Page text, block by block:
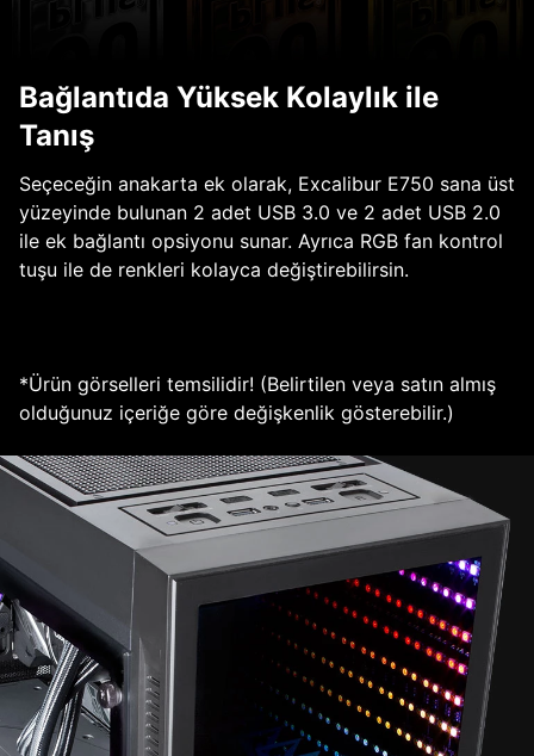
Bağlantıda Yüksek Kolaylık ile
Tanış
Seçeceğin anakarta ek olarak, Excalibur E750 sana üst
yüzeyinde bulunan 2 adet USB 3.0 ve 2 adet USB 2.0
ile ek bağlantı opsiyonu sunar. Ayrıca RGB fan kontrol
tuşu ile de renkleri kolayca değiştirebilirsin.
*Ürün görselleri temsilidir! (Belirtilen veya satın almış
olduğunuz içeriğe göre değişkenlik gösterebilir.)